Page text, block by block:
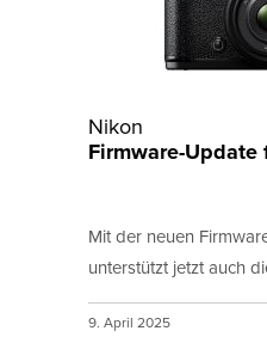
Nikon
Firmware-Update
Mit der neuen
unterstützt jetzt auch
9. April 2025